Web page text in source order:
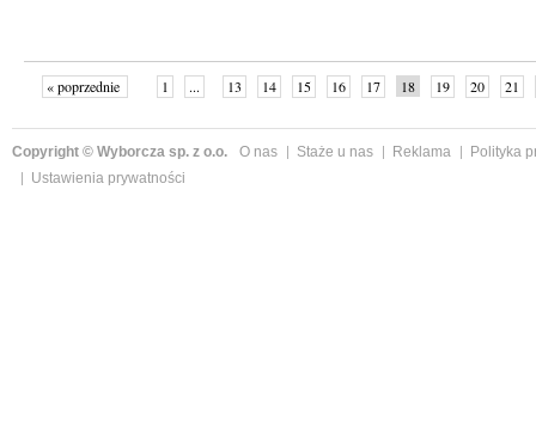
« poprzednie 1 ... 13 14 15 16 17 18 19 20
21
Copyright © Wyborcza sp. z o.o. O nas Staże u nas Reklama
Polityka
Ustawienia prywatności